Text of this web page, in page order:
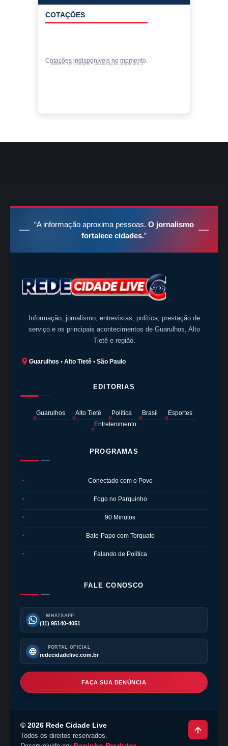
COTAÇÕES
Cotações indisponíveis no momento.
Valores de compra • atualização automática
“A informação aproxima pessoas. O jornalismo
fortalece cidades.”
Informação, jornalismo, entrevistas, política, prestação de
serviço e os principais acontecimentos de Guarulhos, Alto
Tietê e região.
Guarulhos • Alto Tietê • São Paulo
EDITORIAS
Guarulhos Alto Tietê Política Brasil
Esportes
Entretenimento
PROGRAMAS
● Conectado com o Povo
● Fogo no Parquinho
● 90 Minutos
● Bate-Papo com Torquato
● Falando de Política
FALE CONOSCO
WHATSAPP
(11) 95140-4051
PORTAL OFICIAL
redecidadelive.com.br
FAÇA SUA DENÚNCIA
© 2026 Rede Cidade Live
Todos os direitos reservados.